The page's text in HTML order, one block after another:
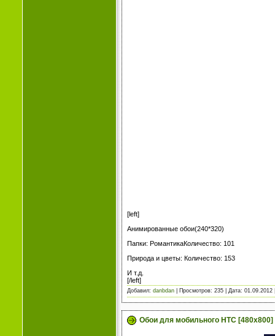
[left]
Анимированные обои(240*320)
Папки: РомантикаКоличество: 101
Природа и цветы: Количество: 153
И т.д.
[/left]
Добавил: danbdan | Просмотров: 235 | Дата: 01.09.2012
Обои для мобильного HTC [480x800]